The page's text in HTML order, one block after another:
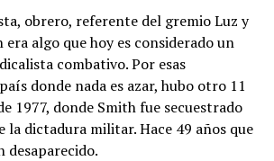
obrero, referente del gremio Luz y
era algo que hoy es considerado un
combativo. Por esas
donde nada es azar, hubo otro 11
1977, donde Smith fue secuestrado
la dictadura militar. Hace 49 años que
desaparecido.